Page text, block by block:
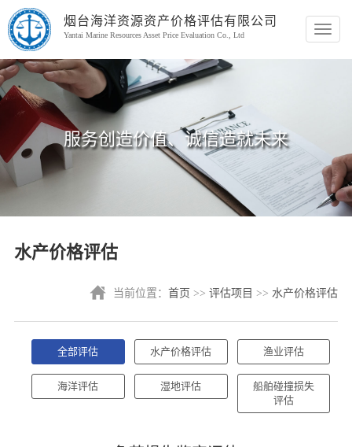
切
换
导
烟台海洋资源资产价格评估有限公司
Yantai Marine Resources Asset Price Evaluation Co., Ltd
服务创造价值、诚信造就未来
水产价格评估
当前位置：首页 >>评估项目 >>水产价格评估
全部评估 水产价格评估 渔业评估
海洋评估 湿地评估
船舶碰撞损失
评估